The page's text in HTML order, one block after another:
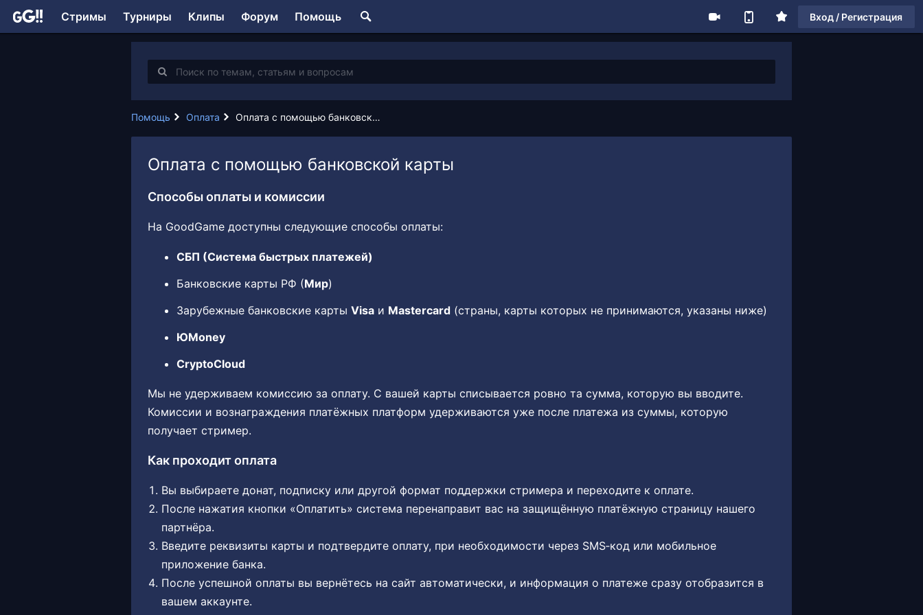
Стримы Турниры Клипы Форум Помощь Вход / Регистрация
Помощь Оплата Оплата с помощью банковской карты
Оплата с помощью банковской карты
Способы оплаты и комиссии
На GoodGame доступны следующие способы оплаты:
СБП (Система быстрых платежей)
Банковские карты РФ (Мир)
Зарубежные банковские карты Visa и Mastercard (страны, карты которых не принимаются, указаны ниже)
ЮMoney
CryptoCloud
Мы не удерживаем комиссию за оплату. С вашей карты списывается ровно та сумма, которую вы вводите.
Комиссии и вознаграждения платёжных платформ удерживаются уже после платежа из суммы, которую
получает стример.
Как проходит оплата
Вы выбираете донат, подписку или другой формат поддержки стримера и переходите к оплате.
После нажатия кнопки «Оплатить» система перенаправит вас на защищённую платёжную страницу нашего
партнёра.
Введите реквизиты карты и подтвердите оплату, при необходимости через SMS‑код или мобильное
приложение банка.
После успешной оплаты вы вернётесь на сайт автоматически, и информация о платеже сразу отобразится в
вашем аккаунте.